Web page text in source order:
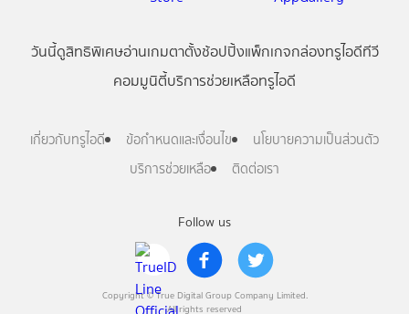
Follow us
Copyright © True Digital Group Company Limited.
All rights reserved
วันนี้ดูสิทธิพิเศษอ่านเกมตาตั้งช้อปปิ้งแพ็กเกจกล่องทรูไอดีทีวี
คอมมูนิตี้บริการช่วยเหลือทรูไอดี
เกี่ยวกับทรูไอดี ข้อกำหนดและเงื่อนไข
นโยบายความเป็นส่วนตัว
บริการช่วยเหลือ
ติดต่อเรา